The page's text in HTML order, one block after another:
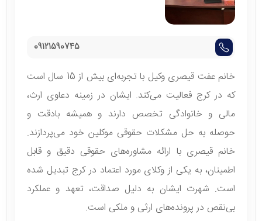
09121590745
خانم عفت قیصری وکیل با تجربه‌ای بیش از 15 سال است
که در کرج فعالیت می‌کند. ایشان در زمینه دعاوی ارث،
مالی و خانوادگی تخصص دارند و همیشه بادقت و
حوصله به حل مشکلات حقوقی موکلین خود می‌پردازند.
خانم قیصری با ارائه مشاوره‌های حقوقی دقیق و قابل
اطمینان، به یکی از وکلای مورد اعتماد در کرج تبدیل شده
است. شهرت ایشان به دلیل صداقت، تعهد و عملکرد
بی‌نقص در پرونده‌های ارثی و ملکی است.